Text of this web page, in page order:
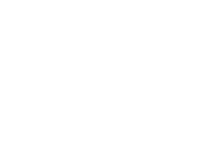
pirmo iemaksu 10% (2500 €), komisijas maksu par līguma noformēšanu 1.50% no
15.06.2026), kas šobrīd kopā sastāda 3.907%. Minētajā piemērā ikmēneša operatīvā
KASKO apdrošināšana. Piedāvājums spēkā ierobežotam automobiļu skaitam.